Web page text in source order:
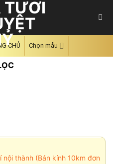
CHỦ Chọn mẫu
₫.
thành (Bán kính 10km đơn